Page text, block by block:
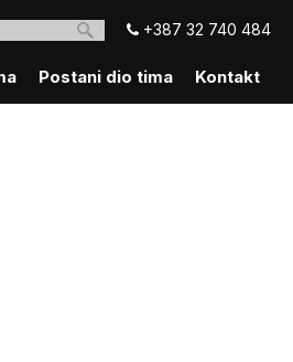
+387 32 740 484
Postani dio tima Kontakt